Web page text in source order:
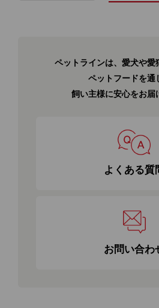
ペットラインは、愛犬や愛
ペットフードを通
飼い主様に安心をお届
よくある質
お問い合わ